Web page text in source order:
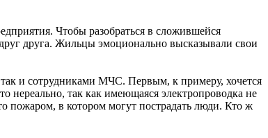
Чтобы ра­зобраться в сложившейся
друга. Жильцы эмоционально высказывали свои
так и сотрудниками МЧС. Первым, к примеру, хочется
нереально, так как имеющаяся электропроводка не
пожаром, в котором могут пострадать люди. Кто ж